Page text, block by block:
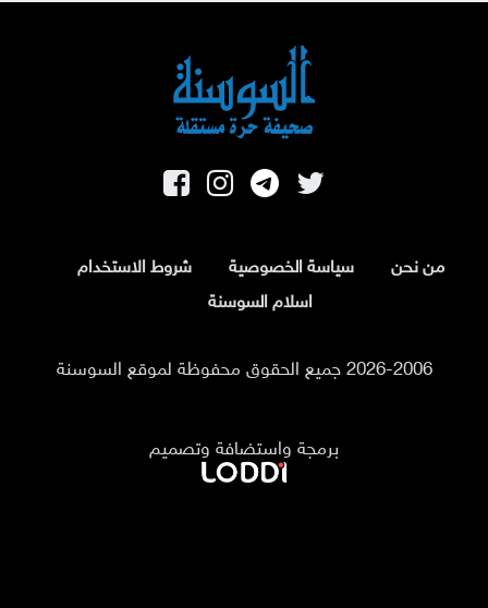
من نحن سياسة الخصوصية
شروط الاستخدام
اسلام السوسنة
2026-2006 جميع الحقوق محفوظة لموقع السوسنة
برمجة واستضافة وتصميم